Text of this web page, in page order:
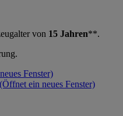
von 15 Jahren**.
Fenster)
(Öffnet ein neues Fenster)